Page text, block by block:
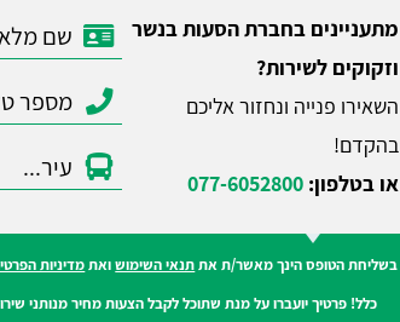
מתעניינים בחברת הסעות בנשר
וזקוקים לשירות?
השאירו פנייה ונחזור אליכם
בהקדם!
או בטלפון:077-6052800
בשליחת הטופס הינך מאשר/ת אתתנאי השימושואתמדיניות
כלל! פרטיך יועברו על מנת שתוכל לקבל הצעות מחיר מנותני